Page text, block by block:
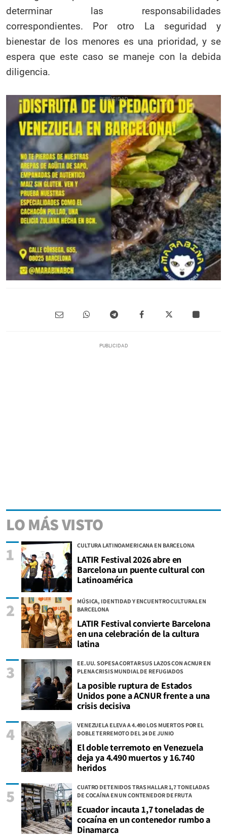
determinar las responsabilidades
correspondientes. Por otro La seguridad y
bienestar de los menores es una prioridad, y se
espera que este caso se maneje con la debida
diligencia.
LO MÁS VISTO
CULTURA LATINOAMERICANA EN BARCELONA
LATIR Festival 2026 abre en
Barcelona un puente cultural con
Latinoamérica
1
MÚSICA, IDENTIDAD Y ENCUENTRO CULTURAL EN
BARCELONA
LATIR Festival convierte Barcelona
en una celebración de la cultura
latina
2
EE.UU. SOPESA CORTAR SUS LAZOS CON ACNUR EN
PLENA CRISIS MUNDIAL DE REFUGIADOS
La posible ruptura de Estados
Unidos pone a ACNUR frente a una
crisis decisiva
3
VENEZUELA ELEVA A 4.490 LOS MUERTOS POR EL
DOBLE TERREMOTO DEL 24 DE JUNIO
El doble terremoto en Venezuela
deja ya 4.490 muertos y 16.740
heridos
4
CUATRO DETENIDOS TRAS HALLAR 1,7 TONELADAS
DE COCAÍNA EN UN CONTENEDOR DE FRUTA
Ecuador incauta 1,7 toneladas de
cocaína en un contenedor rumbo a
Dinamarca
5